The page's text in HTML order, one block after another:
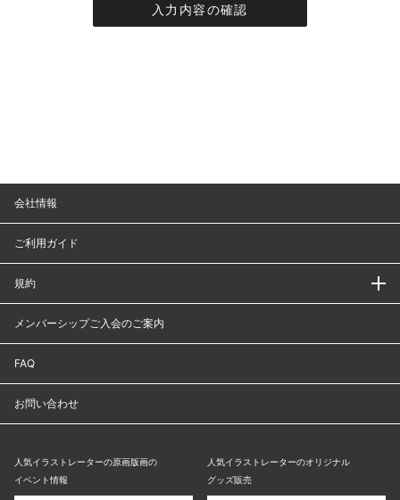
入力内容の確認
人気イラストレーターの原画版画の
イベント情報
人気イラストレーターのオリジナル
グッズ販売
会社情報
ご利用ガイド
規約
メンバーシップご入会のご案内
FAQ
お問い合わせ